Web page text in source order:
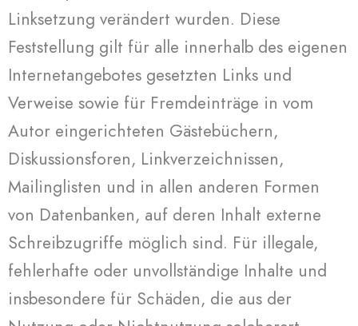
Linksetzung verändert wurden. Diese
Feststellung gilt für alle innerhalb des eigenen
Internetangebotes gesetzten Links und
Verweise sowie für Fremdeinträge in vom
Autor eingerichteten Gästebüchern,
Diskussionsforen, Linkverzeichnissen,
Mailinglisten und in allen anderen Formen
von Datenbanken, auf deren Inhalt externe
Schreibzugriffe möglich sind. Für illegale,
fehlerhafte oder unvollständige Inhalte und
insbesondere für Schäden, die aus der